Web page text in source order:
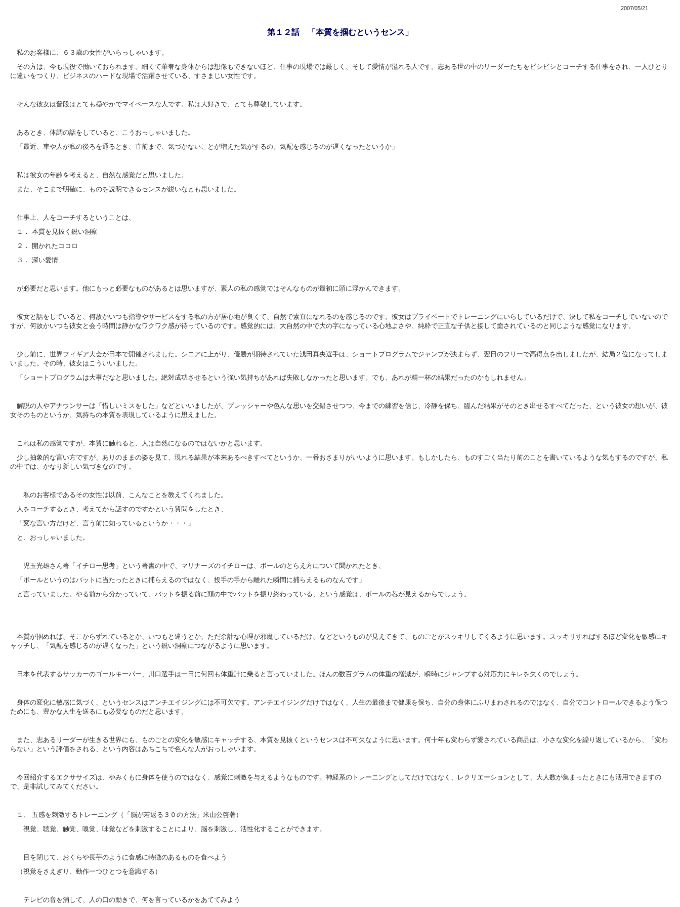
2007/05/21
第１２話 「本質を掴むというセンス」
私のお客様に、６３歳の女性がいらっしゃいます。
その方は、今も現役で働いておられます。細くて華奢な身体からは想像もできないほど、仕事の現場では厳しく、そして愛情が溢れる人です。志ある世の中のリーダーたちをビシビシとコーチする仕事をされ、一人ひとり
に違いをつくり、ビジネスのハードな現場で活躍させている、すさまじい女性です。
そんな彼女は普段はとても穏やかでマイペースな人です。私は大好きで、とても尊敬しています。
あるとき、体調の話をしていると、こうおっしゃいました。
「最近、車や人が私の後ろを通るとき、直前まで、気づかないことが増えた気がするの。気配を感じるのが遅くなったというか」
私は彼女の年齢を考えると、自然な感覚だと思いました。
また、そこまで明確に、ものを説明できるセンスが鋭いなとも思いました。
仕事上、人をコーチするということは、
１． 本質を見抜く鋭い洞察
２． 開かれたココロ
３． 深い愛情
が必要だと思います。他にもっと必要なものがあるとは思いますが、素人の私の感覚ではそんなものが最初に頭に浮かんできます。
彼女と話をしていると、何故かいつも指導やサービスをする私の方が居心地が良くて、自然で素直になれるのを感じるのです。彼女はプライベートでトレーニングにいらしているだけで、決して私をコーチしていないので
すが、何故かいつも彼女と会う時間は静かなワクワク感が待っているのです。感覚的には、大自然の中で大の字になっている心地よさや、純粋で正直な子供と接して癒されているのと同じような感覚になります。
少し前に、世界フィギア大会が日本で開催されました。シニアに上がり、優勝が期待されていた浅田真央選手は、ショートプログラムでジャンプが決まらず、翌日のフリーで高得点を出しましたが、結局２位になってしま
いました。その時、彼女はこういいました。
「ショートプログラムは大事だなと思いました。絶対成功させるという強い気持ちがあれば失敗しなかったと思います。でも、あれが精一杯の結果だったのかもしれません」
解説の人やアナウンサーは「惜しいミスをした」などといいましたが、プレッシャーや色んな思いを交錯させつつ、今までの練習を信じ、冷静を保ち、臨んだ結果がそのとき出せるすべてだった、という彼女の想いが、彼
女そのものというか、気持ちの本質を表現しているように思えました。
これは私の感覚ですが、本質に触れると、人は自然になるのではないかと思います。
少し抽象的な言い方ですが、ありのままの姿を見て、現れる結果が本来あるべきすべてというか、一番おさまりがいいように思います。もしかしたら、ものすごく当たり前のことを書いているような気もするのですが、私
の中では、かなり新しい気づきなのです。
私のお客様であるその女性は以前、こんなことを教えてくれました。
人をコーチするとき、考えてから話すのですかという質問をしたとき、
「変な言い方だけど、言う前に知っているというか・・・」
と、おっしゃいました。
児玉光雄さん著「イチロー思考」という著書の中で、マリナーズのイチローは、ボールのとらえ方について聞かれたとき、
「ボールというのはバットに当たったときに捕らえるのではなく、投手の手から離れた瞬間に捕らえるものなんです」
と言っていました。やる前から分かっていて、バットを振る前に頭の中でバットを振り終わっている、という感覚は、ボールの芯が見えるからでしょう。
本質が掴めれば、そこからずれているとか、いつもと違うとか、ただ余計な心理が邪魔しているだけ、などというものが見えてきて、ものごとがスッキリしてくるように思います。スッキリすればするほど変化を敏感にキ
ャッチし、「気配を感じるのが遅くなった」という鋭い洞察につながるように思います。
日本を代表するサッカーのゴールキーパー、川口選手は一日に何回も体重計に乗ると言っていました。ほんの数百グラムの体重の増減が、瞬時にジャンプする対応力にキレを欠くのでしょう。
身体の変化に敏感に気づく、というセンスはアンチエイジングには不可欠です。アンチエイジングだけではなく、人生の最後まで健康を保ち、自分の身体にふりまわされるのではなく、自分でコントロールできるよう保つ
ためにも、豊かな人生を送るにも必要なものだと思います。
また、志あるリーダーが生きる世界にも、ものごとの変化を敏感にキャッチする、本質を見抜くというセンスは不可欠なように思います。何十年も変わらず愛されている商品は、小さな変化を繰り返しているから、「変わ
らない」という評価をされる、という内容はあちこちで色んな人がおっしゃいます。
今回紹介するエクササイズは、やみくもに身体を使うのではなく、感覚に刺激を与えるようなものです。神経系のトレーニングとしてだけではなく、レクリエーションとして、大人数が集まったときにも活用できますの
で、是非試してみてください。
１、 五感を刺激するトレーニング（「脳が若返る３０の方法」米山公啓著）
視覚、聴覚、触覚、嗅覚、味覚などを刺激することにより、脳を刺激し、活性化することができます。
目を閉じて、おくらや長芋のように食感に特徴のあるものを食べよう
（視覚をさえぎり、動作一つひとつを意識する）
テレビの音を消して、人の口の動きで、何を言っているかをあててみよう